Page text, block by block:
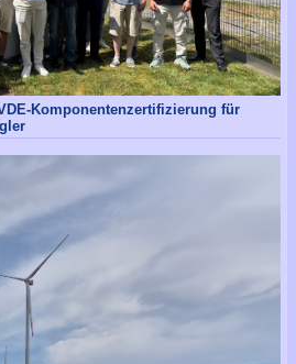
Komponentenzertifizierung für